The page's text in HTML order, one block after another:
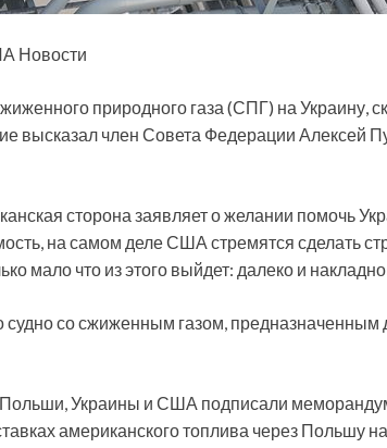
Новости
природного газа (СПГ) на Украину,
высказал член Совета Федерации Алексей
сторона заявляето желании помочь
на самом деле США стремятся сделать
мало что из этого выйдет: далеко и
судно со сжиженным газом,
Польши, Украины и США подписали
американского топлива через Польшу